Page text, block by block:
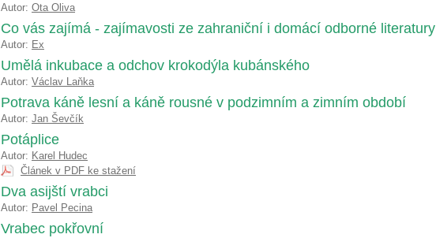
Autor: Ota Oliva
Co vás zajímá - zajímavosti ze zahraniční i domácí odborné literatury
Autor: Ex
Umělá inkubace a odchov krokodýla kubánského
Autor: Václav Laňka
Potrava káně lesní a káně rousné v podzimním a zimním období
Autor: Jan Ševčík
Potáplice
Autor: Karel Hudec
Článek v PDF ke stažení
Dva asijští vrabci
Autor: Pavel Pecina
Vrabec pokřovní